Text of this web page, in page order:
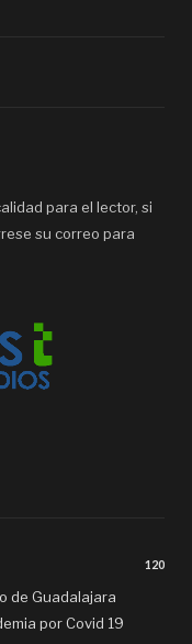
para el lector, si
su correo para
120
de Guadalajara
por Covid 19